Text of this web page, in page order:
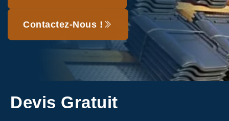
Contactez-Nous !
Devis Gratuit